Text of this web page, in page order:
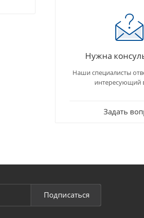
Нужна
Наши специалисты
интересующий
Задать
Подписаться